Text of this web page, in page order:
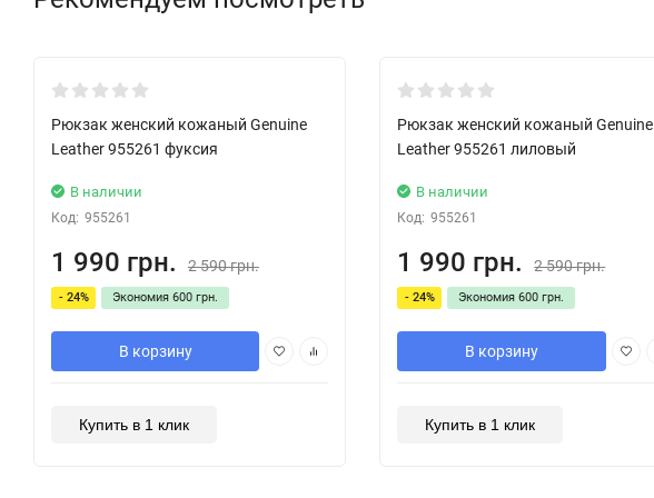
Скидка!
Рюкзак женский кожаный Genuine
Leather 955261 фуксия
В наличии
Код: 955261
1 990 грн. 2 590 грн.
- 24% Экономия 600 грн.
В корзину
Купить в 1 клик
Скидка!
Рюкзак женский кожаный Genuine
Leather 955261 лиловый
В наличии
Код: 955261
1 990 грн. 2 590 грн.
- 24% Экономия600 грн.
В корзину
Купить в 1 клик